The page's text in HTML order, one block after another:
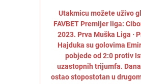
Utakmicu možete uživo
FAVBET Premijer liga:
2023. Prva Muška Liga ·
Hajduka su golovima
pobjede od 2:0 protiv
uzastopnih trijumfa.
ostao stopostotan u